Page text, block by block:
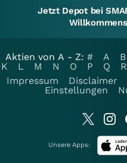
Jetzt Depot bei
Aktien von A - Z: # A B
K
L M N O P Q R
Impressum
Disclaimer
Einstellungen
Unsere Apps: